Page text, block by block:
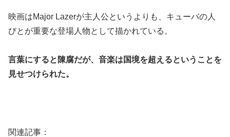
映画はMajor Lazerが主人公というよりも、キューバの人
びとが重要な登場人物として描かれている。
言葉にすると陳腐だが、音楽は国境を超えるということを
見せつけられた。
関連記事：